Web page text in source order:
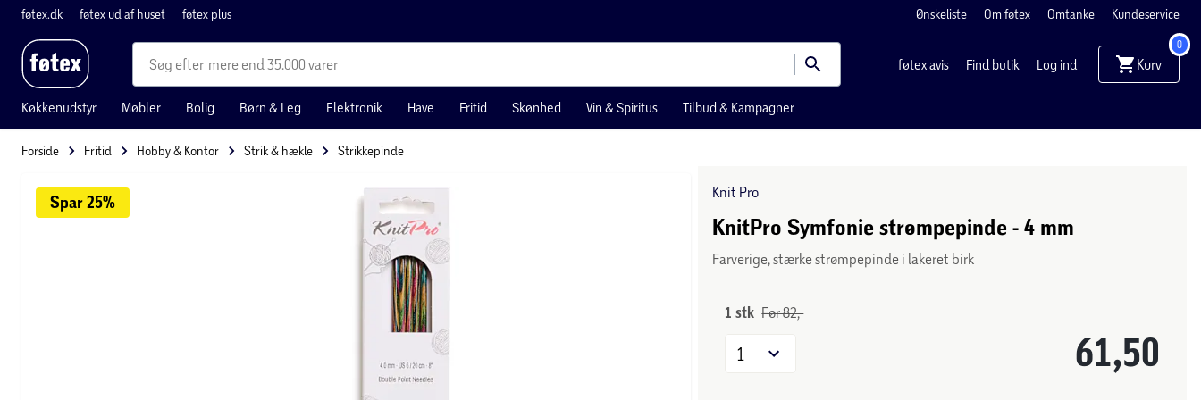
føtex.dk føtex ud af huset føtex plus Ønskeliste Om føtex Omtanke Kundeservice
mere end 35.000 varer føtex avis Find butik Log ind Kurv
0
Køkkenudstyr Møbler Bolig Børn & Leg Elektronik Have Fritid Skønhed Vin & Spiritus Tilbud & Kampagner
Forside Fritid Hobby & Kontor Strik & hækle Strikkepinde
Spar 25%
Knit Pro
KnitPro Symfonie strømpepinde - 4 mm
Farverige, stærke strømpepinde i lakeret birk
1 stk Før 82,-
61,50
1